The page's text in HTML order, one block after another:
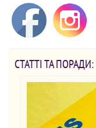
СТАТТІ ТА ПОРАДИ: